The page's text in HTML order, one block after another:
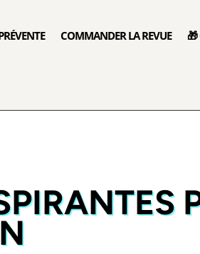
COMMANDER LA REVUE 🎁